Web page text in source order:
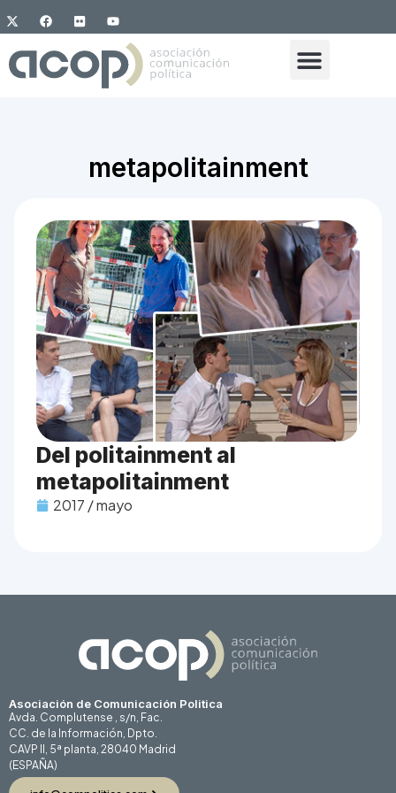
metapolitainment
Del politainment al
metapolitainment
2017 / mayo
Asociación de Comunicación Politica
Avda. Complutense , s/n, Fac.
CC. de la Información, Dpto.
CAVP II, 5ª planta, 28040 Madrid
(ESPAÑA)